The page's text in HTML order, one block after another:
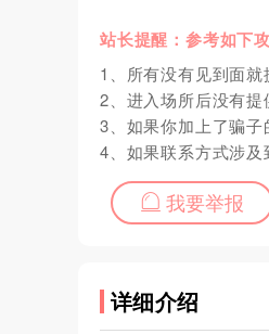
站长提醒：参考如下
1、所有没有见到面
2、进入场所后没有
3、如果你加上了骗
4、如果联系方式涉及
我要举报
详细介绍